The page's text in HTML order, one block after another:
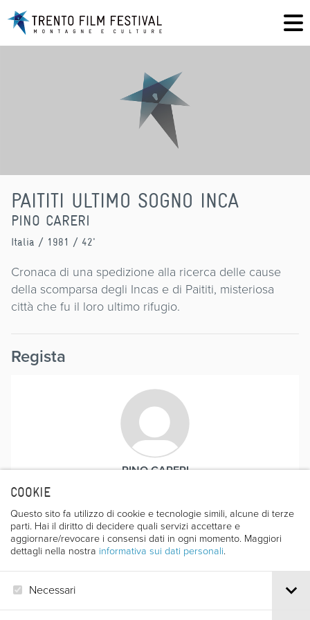
COOKIE
Questo sito fa utilizzo di cookie e tecnologie simili, alcune di terze
parti. Hai il diritto di decidere quali servizi accettare e
aggiornare/revocare i consensi dati in ogni momento. Maggiori
dettagli nella nostra informativa sui dati personali.
Necessari
PAITITI ULTIMO SOGNO INCA
PINO CARERI
Italia / 1981 / 42'
Cronaca di una spedizione alla ricerca delle cause
della scomparsa degli Incas e di Paititi, misteriosa
città che fu il loro ultimo rifugio.
Regista
PINO CARERI
Premi
MENZIONE SPECIALE GIURIA